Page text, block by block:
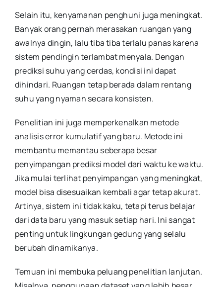
Selain itu, kenyamanan penghuni juga meningkat.
Banyak orang pernah merasakan ruangan yang
awalnya dingin, lalu tiba tiba terlalu panas karena
sistem pendingin terlambat menyala. Dengan
prediksi suhu yang cerdas, kondisi ini dapat
dihindari. Ruangan tetap berada dalam rentang
suhu yang nyaman secara konsisten.
Penelitian ini juga memperkenalkan metode
analisis error kumulatif yang baru. Metode ini
membantu memantau seberapa besar
penyimpangan prediksi model dari waktu ke waktu.
Jika mulai terlihat penyimpangan yang meningkat,
model bisa disesuaikan kembali agar tetap akurat.
Artinya, sistem ini tidak kaku, tetapi terus belajar
dari data baru yang masuk setiap hari. Ini sangat
penting untuk lingkungan gedung yang selalu
berubah dinamikanya.
Temuan ini membuka peluang penelitian lanjutan.